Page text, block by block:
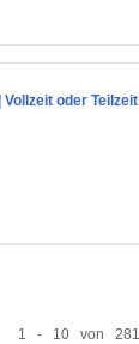
Vollzeit oder Teilzeit
1 - 10 von 281